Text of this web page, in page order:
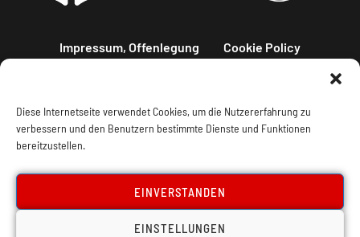
Diese Internetseite verwendet Cookies, um die Nutzererfahrung zu
verbessern und den Benutzern bestimmte Dienste und Funktionen
bereitzustellen.
EINVERSTANDEN
EINSTELLUNGEN
Impressum, Offenlegung Cookie Policy